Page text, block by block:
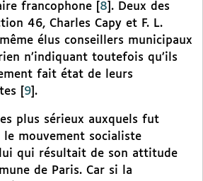
francophone
8 . Deux des
46, Charles Capy et F. L.
élus conseillers municipaux
n’indiquant toutefois qu’ils
fait état de leurs
9 .
plus sérieux auxquels fut
le mouvement socialiste
qui résultait de son attitude
de Paris. Car si la